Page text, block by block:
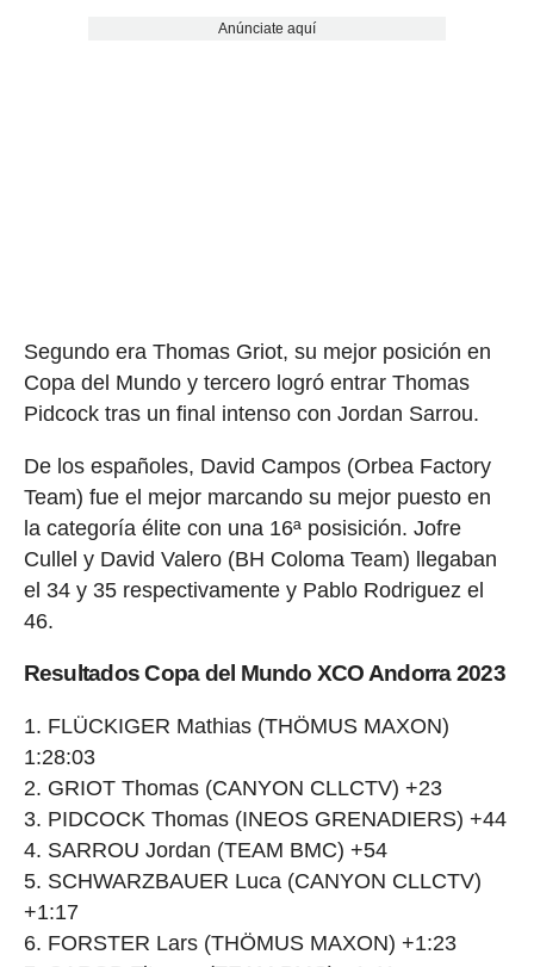
Anúnciate aquí
Segundo era Thomas Griot, su mejor posición en
Copa del Mundo y tercero logró entrar Thomas
Pidcock tras un final intenso con Jordan Sarrou.
De los españoles, David Campos (Orbea Factory
Team) fue el mejor marcando su mejor puesto en
la categoría élite con una 16ª posisición. Jofre
Cullel y David Valero (BH Coloma Team) llegaban
el 34 y 35 respectivamente y Pablo Rodriguez el
46.
Resultados Copa del Mundo XCO Andorra 2023
FLÜCKIGER Mathias (THÖMUS MAXON)
1:28:03
GRIOT Thomas (CANYON CLLCTV) +23
PIDCOCK Thomas (INEOS GRENADIERS) +44
SARROU Jordan (TEAM BMC) +54
SCHWARZBAUER Luca (CANYON CLLCTV)
+1:17
FORSTER Lars (THÖMUS MAXON) +1:23